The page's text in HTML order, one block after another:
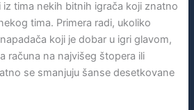
tima nekih bitnih igrača koji znatno
tima. Primera radi, ukoliko
koji je dobar u igri glavom,
računa na najvišeg štopera ili
se smanjuju šanse desetkovane